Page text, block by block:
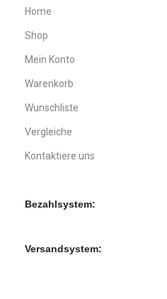
Home
Shop
Mein Konto
Warenkorb
Wunschliste
Vergleiche
Kontaktiere uns
Bezahlsystem:
Versandsystem: